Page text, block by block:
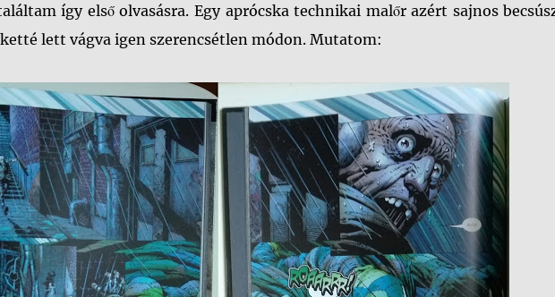
így első olvasásra. Egy aprócska technikai malőr azért sajnos
lett vágva igen szerencsétlen módon. Mutatom: